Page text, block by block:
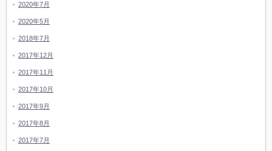
2020年7月
2020年5月
2018年7月
2017年12月
2017年11月
2017年10月
2017年9月
2017年8月
2017年7月